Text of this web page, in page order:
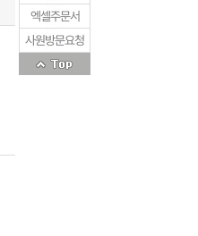
엑셀주문서
사원방문요청